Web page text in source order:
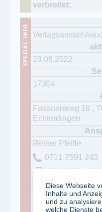
Verlagsanstalt
23.08.2022
17304
Fasanenweg 18 ,
Echterdingen
Reiner Pfeifle
0711 7591 243
0711 7591 368
Christina Lutz
Diese Webseite
Inhalte und
und zu
welche Dienste